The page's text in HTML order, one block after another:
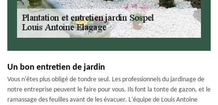
Un bon entretien de jardin
Vous n'êtes plus obligé de tondre seul. Les professionnels du jardinage de
notre entreprise peuvent le faire pour vous. Ils font la tonte de gazon, et le
ramassage des feuilles avant de les évacuer. L'équipe de Louis Antoine